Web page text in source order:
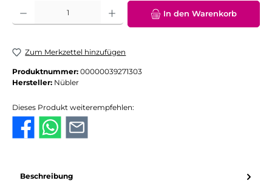
Produkt Anzahl: Gib den gewünschten Wert ein oder benutze die
In den Warenkorb
Zum Merkzettel hinzufügen
Produktnummer: 00000039271303
Hersteller: Nübler
Dieses Produkt weiterempfehlen:
Beschreibung